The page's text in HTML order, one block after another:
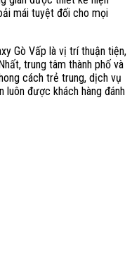
mái tuyệt đối cho mọi
Gò Vấp là vị trí thuận tiện,
trung tâm thành phố và
cách trẻ trung, dịch vụ
luôn được khách hàng đánh